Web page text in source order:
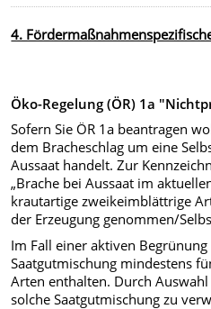
4.
Öko-Regelung (ÖR) 1a
Sofern Sie ÖR 1a beantragen
dem Bracheschlag um eine
Aussaat handelt. Zur
„Brache bei Aussaat im
krautartige zweikeimblättrige
der Erzeugung genommen/
Im Fall einer aktiven
Saatgutmischung mindestens
Arten enthalten. Durch
solche Saatgutmischung zu